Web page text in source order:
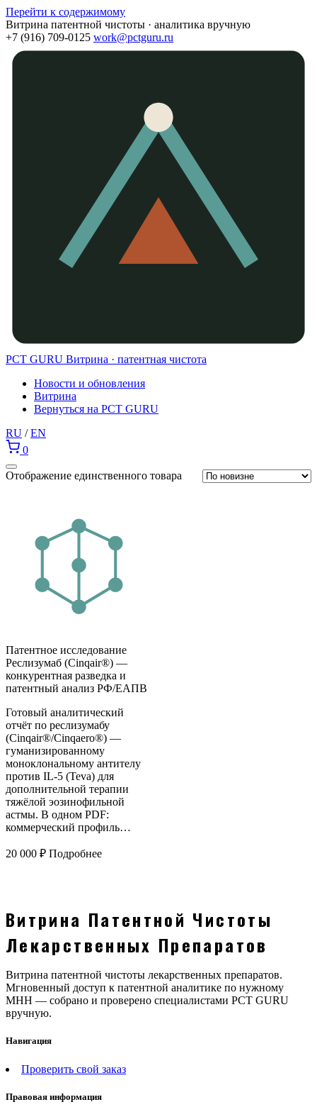
Перейти к содержимому
Витрина патентной чистоты · аналитика вручную
+7 (916) 709-0125 work@pctguru.ru
PCT GURU Витрина · патентная чистота
Новости и обновления
Витрина
Вернуться на PCT GURU
RU / EN
0
Отображение единственного товара
Патентное исследование
Реслизумаб (Cinqair®) —
конкурентная разведка и
патентный анализ РФ/ЕАПВ
Готовый аналитический
отчёт по реслизумабу
(Cinqair®/Cinqaero®) —
гуманизированному
моноклональному антителу
против IL-5 (Teva) для
дополнительной терапии
тяжёлой эозинофильной
астмы. В одном PDF:
коммерческий профиль…
20 000 ₽ Подробнее
Витрина Патентной Чистоты
Лекарственных Препаратов
Витрина патентной чистоты лекарственных препаратов.
Мгновенный доступ к патентной аналитике по нужному
МНН — собрано и проверено специалистами PCT GURU
вручную.
Навигация
Проверить свой заказ
Правовая информация